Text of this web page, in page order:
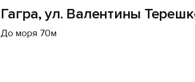
Гагра, ул. Валентины
До моря 70м